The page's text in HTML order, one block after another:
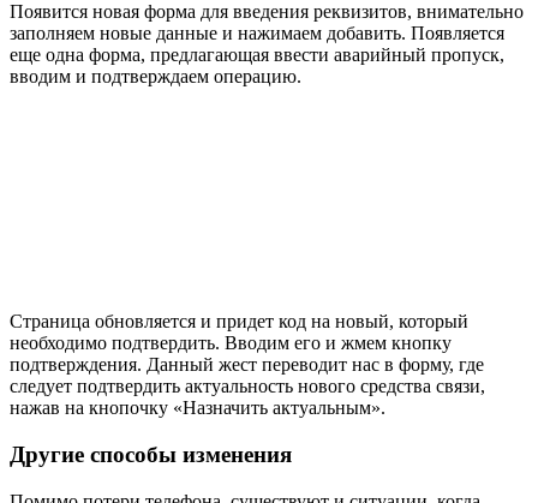
Появится новая форма для введения реквизитов, внимательно
заполняем новые данные и нажимаем добавить. Появляется
еще одна форма, предлагающая ввести аварийный пропуск,
вводим и подтверждаем операцию.
Страница обновляется и придет код на новый, который
необходимо подтвердить. Вводим его и жмем кнопку
подтверждения. Данный жест переводит нас в форму, где
следует подтвердить актуальность нового средства связи,
нажав на кнопочку «Назначить актуальным».
Другие способы изменения